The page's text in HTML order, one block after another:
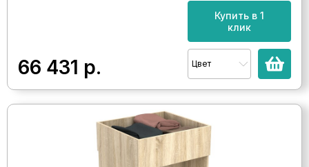
66 431 р.
Купить в 1
клик
Цвет